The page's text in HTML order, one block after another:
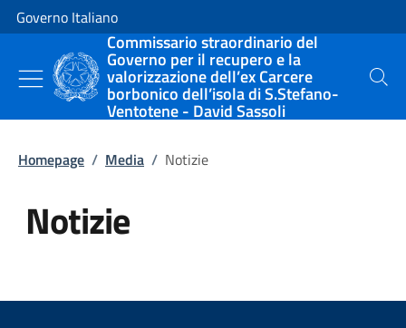
Vai al contenuto
Vai alla navigazione del sito
Governo Italiano
Commissario straordinario del
Governo per il recupero e la
valorizzazione dell’ex Carcere
borbonico dell’isola di S.Stefano-
Ventotene - David Sassoli
Cerca
Homepage / Media / Notizie
Notizie
Tutti i contenuti della pagina